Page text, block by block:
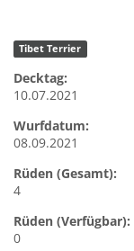
Tibet Terrier
Decktag:
10.07.2021
Wurfdatum:
08.09.2021
Rüden (Gesamt):
4
Rüden (Verfügbar):
0